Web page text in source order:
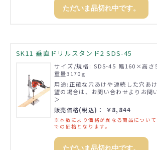
ただいま品切れ中です。
SK11 垂直ドリルスタンド2 SDS-45
サイズ/規格: SDS-45 幅160×高
重量3170g
用途:正確な穴あけや連続した穴あ
望の場合は、お問い合わせよりお問
＞
販売価格(税込)： ￥8,844
※本数により価格が異なる商品につい
での価格となります。
ただいま品切れ中です。